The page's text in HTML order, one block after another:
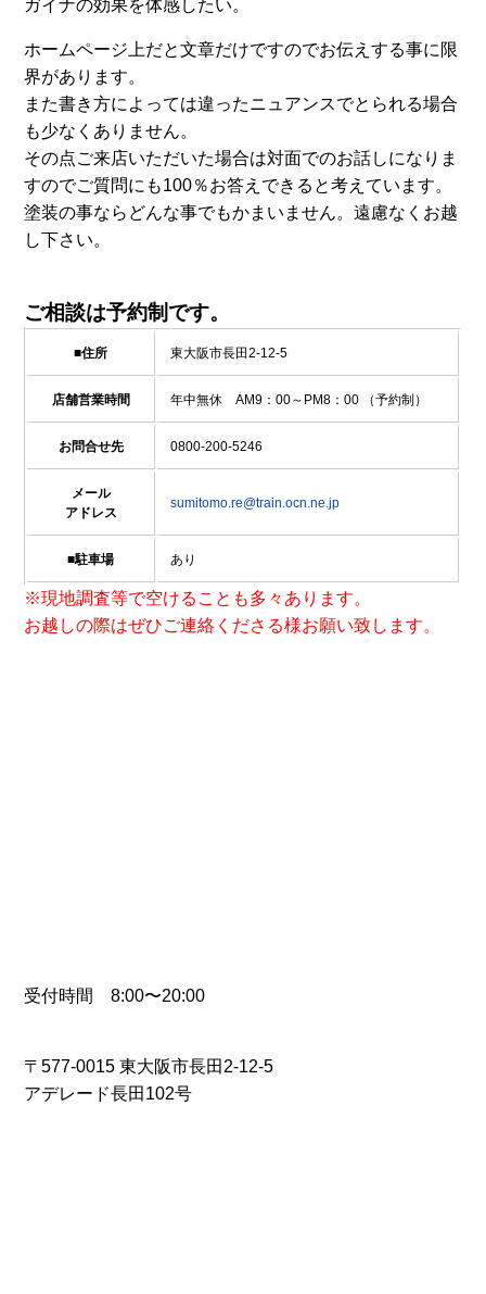
ガイナの効果を体感したい。
ホームページ上だと文章だけですのでお伝えする事に限
界があります。
また書き方によっては違ったニュアンスでとられる場合
も少なくありません。
その点ご来店いただいた場合は対面でのお話しになりま
すのでご質問にも100％お答えできると考えています。
塗装の事ならどんな事でもかまいません。遠慮なくお越
し下さい。
ご相談は予約制です。
■住所 東大阪市長田2-12-5
店舗営業時間 年中無休 AM9：00～PM8：00 （予約制）
お問合せ先 0800-200-5246
メール
アドレス
sumitomo.re@train.ocn.ne.jp
■駐車場 あり
※現地調査等で空けることも多々あります。
お越しの際はぜひご連絡くださる様お願い致します。
受付時間 8:00〜20:00
〒577-0015 東大阪市長田2-12-5
アデレード長田102号